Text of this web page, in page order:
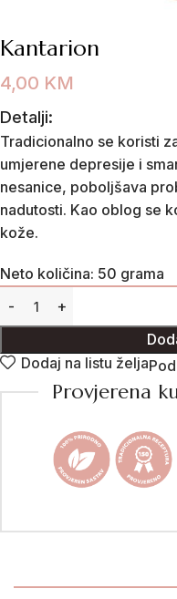
Kantarion
4,00 KM
Detalji:
Tradicionalno se koristi
umjerene depresije i
nesanice, poboljšava
nadutosti. Kao oblog se
kože.
Neto količina: 50 grama
Dodaj na listu želja
Provjerena